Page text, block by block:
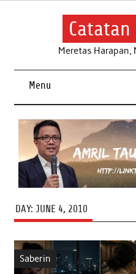
Skip
Meretas Harapan,
Menu
DAY: JUNE 4, 2010
Saberin